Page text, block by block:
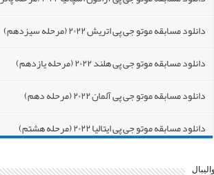
دانلود مسابقه موتو جی پی اتریش ۲۰۲۲ (مرحله سیزدهم)
دانلود مسابقه موتو جی پی هلند ۲۰۲۲ (مرحله یازدهم)
دانلود مسابقه موتو جی پی آلمان ۲۰۲۲ (مرحله دهم)
دانلود مسابقه موتو جی پی ایتالیا ۲۰۲۲ (مرحله هشتم)
دانلود مسابقه موتو جی پی فرانسه ۲۰۲۲ (مرحله هفتم)